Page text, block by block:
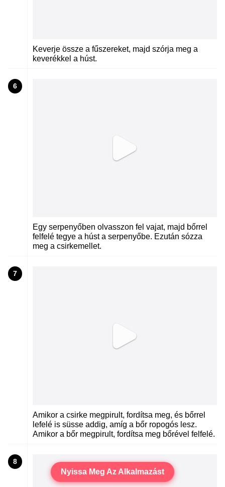
Keverje össze a fűszereket, majd szórja meg a
keverékkel a húst.
6
Egy serpenyőben olvasszon fel vajat, majd bőrrel
felfelé tegye a húst a serpenyőbe. Ezután sózza
meg a csirkemellet.
7
Amikor a csirke megpirult, fordítsa meg, és bőrrel
lefelé is süsse addig, amíg a bőr ropogós lesz.
Amikor a bőr megpirult, fordítsa meg bőrével felfelé.
8
Nyissa Meg Az Alkalmazást